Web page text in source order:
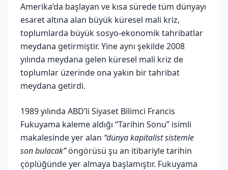
Amerika’da başlayan ve kısa sürede tüm dünyayı
esaret altına alan büyük küresel mali kriz,
toplumlarda büyük sosyo-ekonomik tahribatlar
meydana getirmiştir. Yine aynı şekilde 2008
yılında meydana gelen küresel mali kriz de
toplumlar üzerinde ona yakın bir tahribat
meydana getirdi.
1989 yılında ABD’li Siyaset Bilimci Francis
Fukuyama kaleme aldığı “Tarihin Sonu” isimli
makalesinde yer alan “dünya kapitalist sistemle
son bulacak”öngörüsü şu an itibariyle tarihin
çöplüğünde yer almaya başlamıştır. Fukuyama